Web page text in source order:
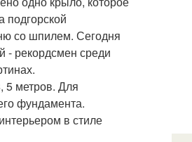
подгорской
со шпилем. Сегодня
- рекордсмен среди
5 метров. Для
фундамента.
в стиле